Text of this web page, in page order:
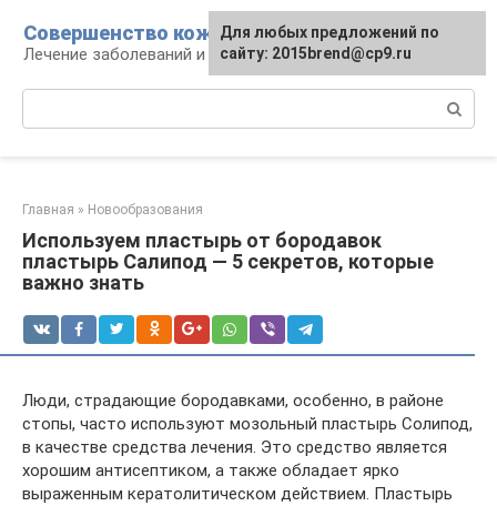
контенту
Совершенство кожи
Лечение заболеваний и уход за кожей
Главная » Новообразования
Используем пластырь от бородавок
пластырь Салипод — 5 секретов, которые
важно знать
Люди, страдающие бородавками, особенно, в районе
стопы, часто используют мозольный пластырь Солипод,
в качестве средства лечения. Это средство является
хорошим антисептиком, а также обладает ярко
выраженным кератолитическом действием. Пластырь
Для любых предложений по
сайту: 2015brend@cp9.ru